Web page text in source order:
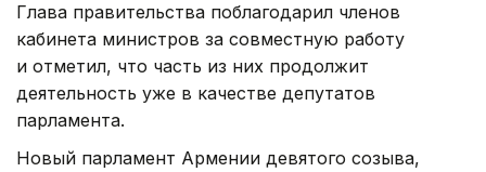
Глава правительства поблагодарил членов
кабинета министров за совместную работу
и отметил, что часть из них продолжит
деятельность уже в качестве депутатов
парламента.
Новый парламент Армении девятого созыва,